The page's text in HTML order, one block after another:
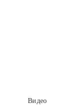
Видео